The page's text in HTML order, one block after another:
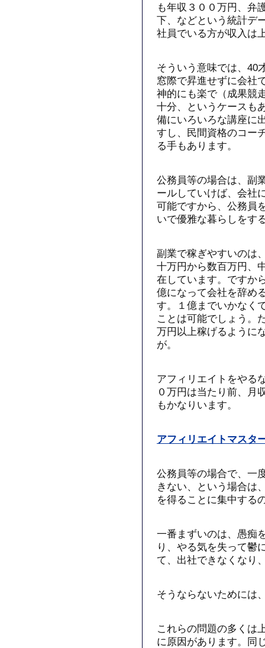
も年収３００万円、弁
下、などという統計デ
社員でいる方が収入は
そういう意味では、40
窓際で昇進せずに会社
神的にも楽で（成果競
十分、というケースも
備にいろいろな講座に
すし、民間資格のコー
る手もあります。
公務員等の場合は、副
ールしていけば、会社
可能ですから、公務員
いで優雅な暮らしをす
副業で稼ぎやすいのは
十万円から数百万円、
在しています。ですか
億になって会社を辞め
す。１億までいかなく
ことは可能でしょう。
万円以上稼げるように
が。
アフィリエイトをやる
０万円は当たり前、月
もかなりいます。
アフィリエイトマスタ
公務員等の場合で、一
きない、という場合は
を得ることに集中する
一番まずいのは、愚痴
り、やる気を失って鬱
て、出社できなくなり
そうならないためには
これらの問題の多くは
に原因があります。同